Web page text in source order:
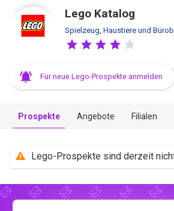
Lego Katalog
Spielzeug, Haustiere und
Für neue Lego-Prospekte anmelden
Prospekte Angebote Filialen
Lego-Prospekte sind derzeit